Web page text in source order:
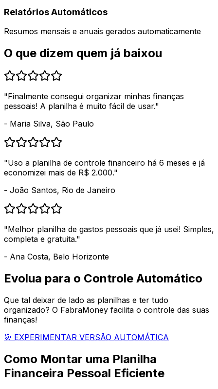
Relatórios Automáticos
Resumos mensais e anuais gerados automaticamente
O que dizem quem já baixou
"Finalmente consegui organizar minhas finanças
pessoais! A planilha é muito fácil de usar."
- Maria Silva, São Paulo
"Uso a planilha de controle financeiro há 6 meses e já
economizei mais de R$ 2.000."
- João Santos, Rio de Janeiro
"Melhor planilha de gastos pessoais que já usei! Simples,
completa e gratuita."
- Ana Costa, Belo Horizonte
Evolua para o Controle Automático
Que tal deixar de lado as planilhas e ter tudo
organizado? O FabraMoney facilita o controle das suas
finanças!
🎯 EXPERIMENTAR VERSÃO AUTOMÁTICA
Como Montar uma Planilha
Financeira Pessoal Eficiente